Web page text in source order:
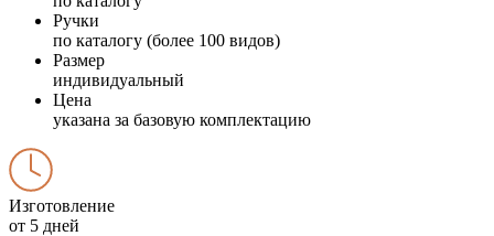
Ручки
по каталогу (более 100 видов)
Размер
индивидуальный
Цена
указана за базовую комплектацию
Изготовление
от 5 дней